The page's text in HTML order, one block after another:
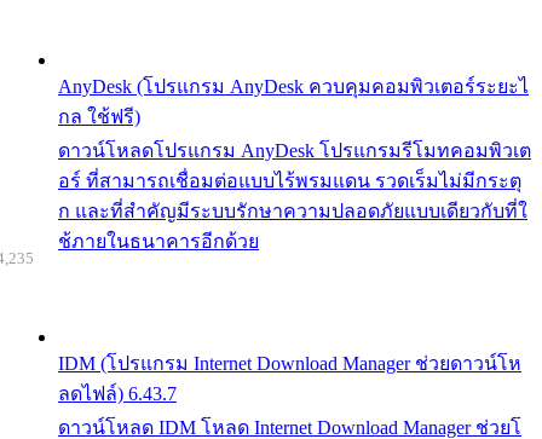
AnyDesk (โปรแกรม AnyDesk ควบคุมคอมพิวเตอร์ระยะไ
กล ใช้ฟรี)
ดาวน์โหลดโปรแกรม AnyDesk โปรแกรมรีโมทคอมพิวเต
อร์ ที่สามารถเชื่อมต่อแบบไร้พรมแดน รวดเร็มไม่มีกระตุ
ก และที่สำคัญมีระบบรักษาความปลอดภัยแบบเดียวกับที่ใ
ช้ภายในธนาคารอีกด้วย
IDM (โปรแกรม Internet Download Manager ช่วยดาวน์โห
ลดไฟล์) 6.43.7
ดาวน์โหลด IDM โหลด Internet Download Manager ช่วยโ